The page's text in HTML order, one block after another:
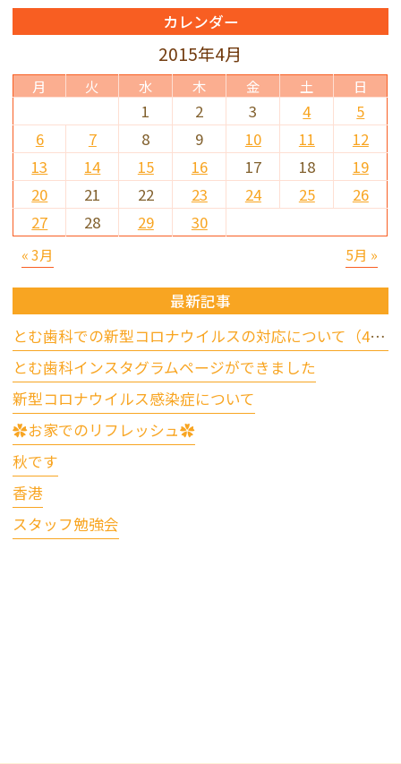
カレンダー
2015年4月
月 火 水 木 金 土 日
« 3月 5月 »
1 2 3 4
5
6
7 8 9 10 11
12
13
14 15 16 17 18
19
20
21 22 23 24 25
26
27
28 29 30
最新記事
とむ歯科での新型コロナウイルスの対応について（4/17更新）
とむ歯科インスタグラムページができました
新型コロナウイルス感染症について
✿お家でのリフレッシュ✿
秋です
香港
スタッフ勉強会